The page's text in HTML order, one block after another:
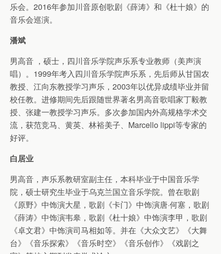
乐会。2016年参加川音原创歌剧《薛涛》和《杜十娘》的
音乐会巡演。
潘斌
男高音 ，硕士，四川音乐学院声乐系专业教师（美声演
唱）。1999年考入四川音乐学院声乐系，先后师从甘国农
教授、江向东教授学习声乐，2003年以优异成绩毕业并留
校任教。进修期间先后跟随世界著名男高音歌唱家丁毅教
授、张建一教授学习声乐。多次参加国内外高规格学术交
流，获范竞马、黄英、林裕美子、Marcello lippi等专家的
好评。
白居业
男高音，声乐系教研室副主任，本科毕业于中国音乐学
院，硕士研究生毕业于乌克兰国立音乐学院。曾在歌剧
《原野》中饰演大星，歌剧《卡门》中饰演唐·何塞，歌剧
《薛涛》中饰演韦皋，歌剧《杜十娘》中饰演李甲，歌剧
《卓文君》中饰演司马相如等。并在《大众文艺》《大舞
台》《音乐探索》《音乐时空》《音乐创作》《戏剧之